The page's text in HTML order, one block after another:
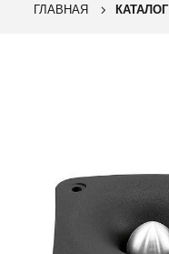
ГЛАВНАЯ КАТАЛОГ